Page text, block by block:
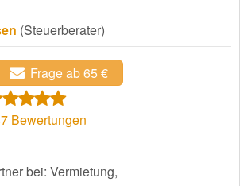
(Steuerberater)
Frage ab 65 €
Bewertungen
bei: Vermietung,